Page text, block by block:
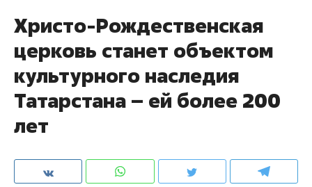
Христо-Рождественская
церковь станет объектом
культурного наследия
Татарстана – ей более 200
лет